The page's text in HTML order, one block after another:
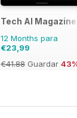
Tech AI Magazine
12 Months para
€23,99
€41.88 Guardar